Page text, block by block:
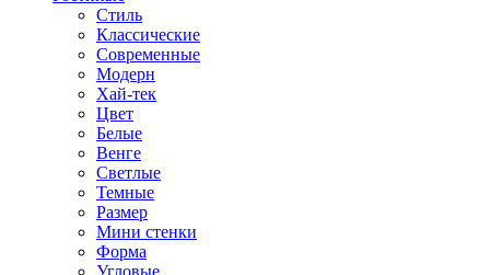
Стиль
Классические
Современные
Модерн
Хай-тек
Цвет
Белые
Венге
Светлые
Темные
Размер
Мини стенки
Форма
Угловые